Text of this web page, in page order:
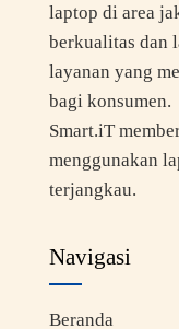
laptop di area
berkualitas dan
layanan yang
bagi konsumen.
Smart.iT
menggunakan
terjangkau.
Navigasi
Beranda